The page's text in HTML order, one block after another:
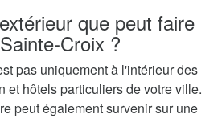
que peut faire
Croix ?
pas uniquement à l'intérieur des
et hôtels particuliers de votre ville.
peut également survenir sur une